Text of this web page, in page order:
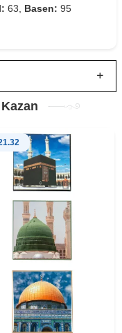
63, Basen: 95